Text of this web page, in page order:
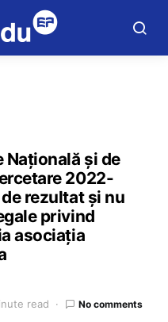
Națională și de
2022-
rezultat și nu
privind
asociația
read No comments